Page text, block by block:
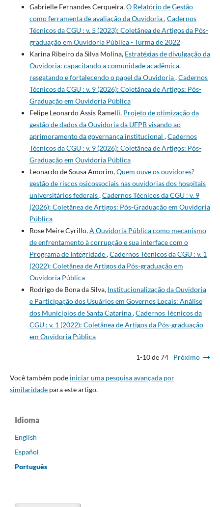
Gabrielle Fernandes Cerqueira,O Relatório de Gestão
como ferramenta de avaliação da Ouvidoria,Cadernos
Técnicos da CGU : v. 5 (2023): Coletânea de Artigos da Pós-
graduação em Ouvidoria Pública - Turma de 2022
Karina Ribeiro da Silva Molina, Estratégias de divulgação da
Ouvidoria: capacitando a comunidade acadêmica,
resgatando e fortalecendo o papel da Ouvidoria,Cadernos
Técnicos da CGU : v. 9 (2026): Coletânea de Artigos: Pós-
Graduação em Ouvidoria Pública
Felipe Leonardo Assis Ramelli, Projeto de otimização da
gestão de dados da Ouvidoria da UFPB visando ao
aprimoramento da governança institucional ,Cadernos
Técnicos da CGU : v. 9 (2026): Coletânea de Artigos: Pós-
Graduação em Ouvidoria Pública
Leonardo de Sousa Amorim,Quem ouve os ouvidores?
gestão de riscos psicossociais nas ouvidorias dos hospitais
universitários federais,Cadernos Técnicos da CGU : v. 9
(2026): Coletânea de Artigos: Pós-Graduação em Ouvidoria
Pública
Rose Meire Cyrillo,A Ouvidoria Pública como mecanismo
de enfrentamento à corrupção e sua interface com o
Programa de Integridade,Cadernos Técnicos da CGU : v. 1
(2022): Coletânea de Artigos da Pós-graduação em
Ouvidoria Pública
Rodrigo de Bona da Silva, Institucionalização da Ouvidoria
e Participação dos Usuários em Governos Locais: Análise
dos Municípios de Santa Catarina,Cadernos Técnicos da
CGU : v. 1 (2022): Coletânea de Artigos da Pós-graduação
em Ouvidoria Pública
1-10 de 74 Próximo
Você também pode iniciar uma pesquisa avançada por
similaridadepara este artigo.
Idioma
English
Español
Português